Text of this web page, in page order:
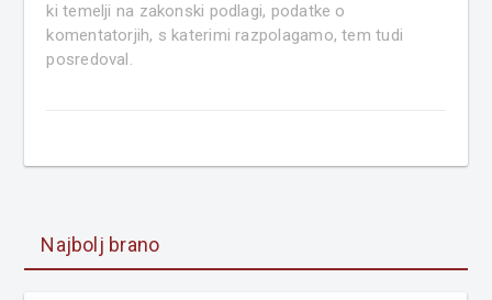
ki temelji na zakonski podlagi, podatke o
komentatorjih, s katerimi razpolagamo, tem tudi
posredoval.
Najbolj brano